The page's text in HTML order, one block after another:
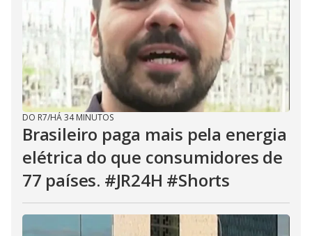
DO R7/HÁ 34 MINUTOS
Brasileiro paga mais pela energia
elétrica do que consumidores de
77 países. #JR24H #Shorts